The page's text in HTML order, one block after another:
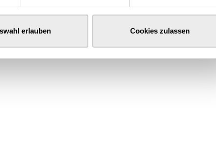
erlauben Cookies zulassen